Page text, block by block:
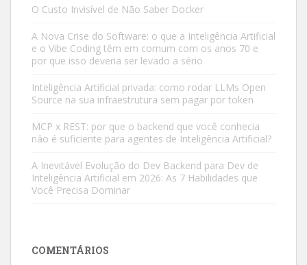
O Custo Invisível de Não Saber Docker
A Nova Crise do Software: o que a Inteligência Artificial
e o Vibe Coding têm em comum com os anos 70 e
por que isso deveria ser levado a sério
Inteligência Artificial privada: como rodar LLMs Open
Source na sua infraestrutura sem pagar por token
MCP x REST: por que o backend que você conhecia
não é suficiente para agentes de Inteligência Artificial?
A Inevitável Evolução do Dev Backend para Dev de
Inteligência Artificial em 2026: As 7 Habilidades que
Você Precisa Dominar
COMENTÁRIOS